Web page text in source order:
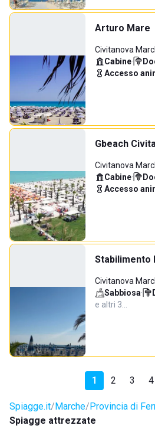
Arturo Mare
Civitanova
Cabine·
Accesso
Gbeach
Civitanova
Cabine·
Accesso
Stabilimento
Civitanova
Sabbiosa·
e altri 3…
1 2 3 4
Spiagge.it Marche Provincia di
Spiagge attrezzate